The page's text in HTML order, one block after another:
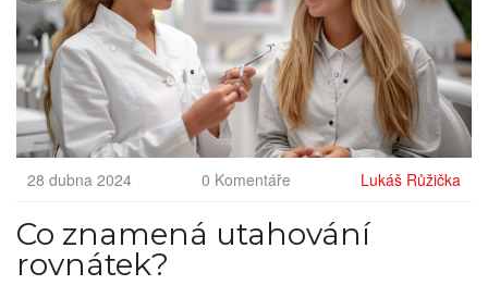
28 dubna 2024 0 Komentáře Lukáš Růžička
Co znamená utahování
rovnátek?